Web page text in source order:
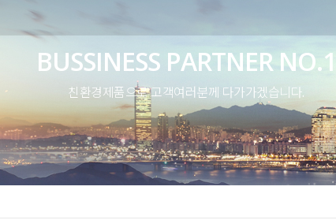
BUSSINESS PARTNER NO.1
친환경제품으로 고객여러분께 다가가겠습니다.